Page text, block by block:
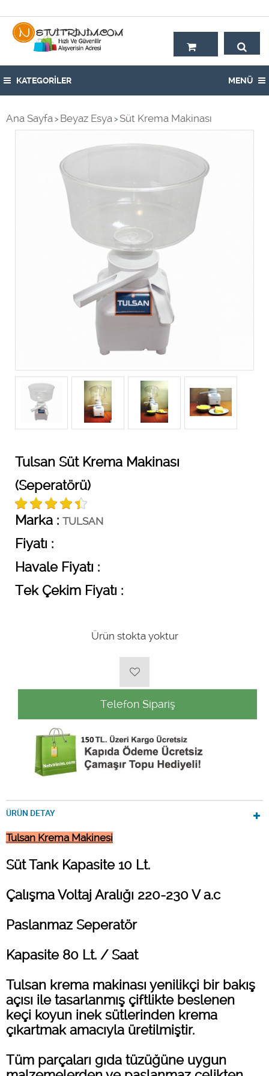
KATEGORİLER MENÜ
Ana Sayfa > Beyaz Esya > Süt Krema Makinası
Tulsan Süt Krema Makinası
(Seperatörü)
Marka : TULSAN
Fiyatı :
Havale Fiyatı :
Tek Çekim Fiyatı :
Ürün stokta yoktur
Telefon Sipariş
ÜRÜN DETAY
Tulsan Krema Makinesi
Süt Tank Kapasite 10 Lt.
Çalışma Voltaj Aralığı 220-230 V a.c
Paslanmaz Seperatör
Kapasite 80 Lt. / Saat
Tulsan krema makinası yenilikçi bir bakış
açısı ile tasarlanmış çiftlikte beslenen
keçi koyun inek sütlerinden krema
çıkartmak amacıyla üretilmiştir.
Tüm parçaları gıda tüzüğüne uygun